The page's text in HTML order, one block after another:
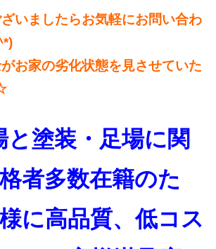
いましたらお気軽にお問い合わ
お家の劣化状態を見させていた
と塗装・足場に関
者多数在籍のた
に高品質、低コス